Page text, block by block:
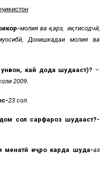
молия ва қарз, иқтисодчӣ,
Донишкадаи молия ва
кай дода шудааст)? –
2009.
23 сол.
сол сарфароз шудааст?-
иҷро карда шуда-аз